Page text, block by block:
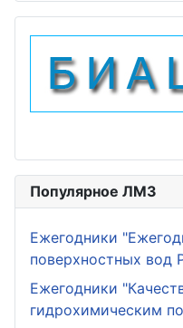
Популярное ЛМЗ
Ежегодники
поверхностных вод
Ежегодники
гидрохимическим